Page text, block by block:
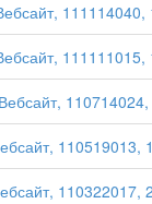
110519013,
110322017,